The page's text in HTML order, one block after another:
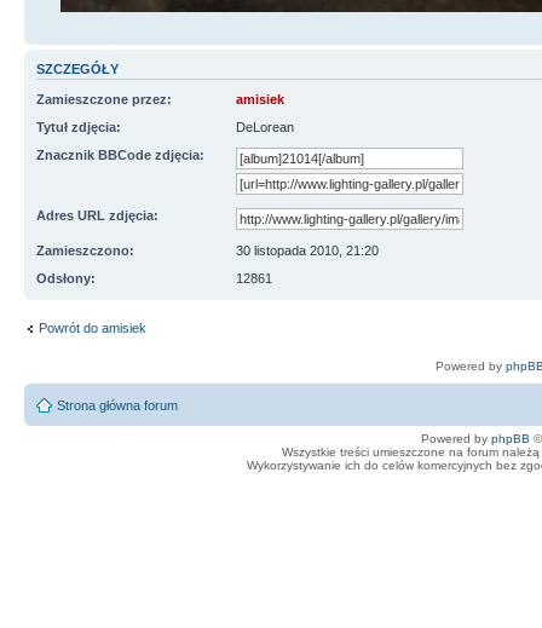
SZCZEGÓŁY
Zamieszczone przez:
amisiek
Tytuł zdjęcia:
DeLorean
Znacznik BBCode zdjęcia:
Adres URL zdjęcia:
Zamieszczono:
30 listopada 2010, 21:20
Odsłony:
12861
Powrót do amisiek
Powered by
Strona główna forum
Powered by phpBB
Wszystkie treści umieszczone na forum
Wykorzystywanie ich do celów komercyjnych bez